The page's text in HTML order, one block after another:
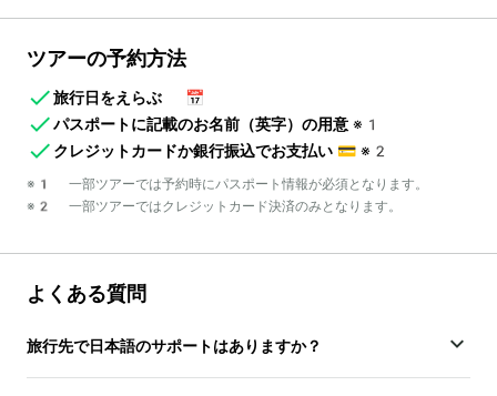
ツアーの予約方法
旅行日をえらぶ
📅
パスポートに記載のお名前（英字）の用意 ※1
クレジットカードか銀行振込でお支払い 💳 ※2
※1 一部ツアーでは予約時にパスポート情報が必須となります。
※2 一部ツアーではクレジットカード決済のみとなります。
よくある質問
旅行先で日本語のサポートはありますか？